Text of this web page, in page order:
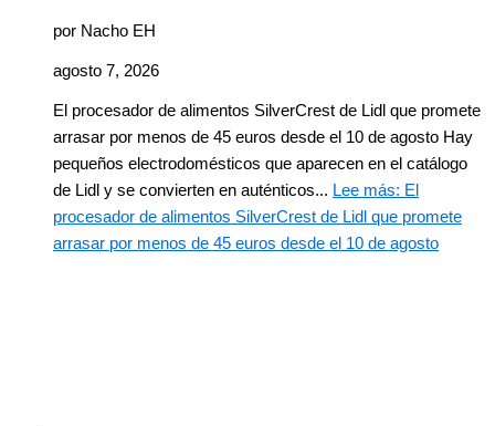
por Nacho EH
agosto 7, 2026
El procesador de alimentos SilverCrest de Lidl que promete
arrasar por menos de 45 euros desde el 10 de agosto Hay
pequeños electrodomésticos que aparecen en el catálogo
de Lidl y se convierten en auténticos... Lee más: El
procesador de alimentos SilverCrest de Lidl que promete
arrasar por menos de 45 euros desde el 10 de agosto